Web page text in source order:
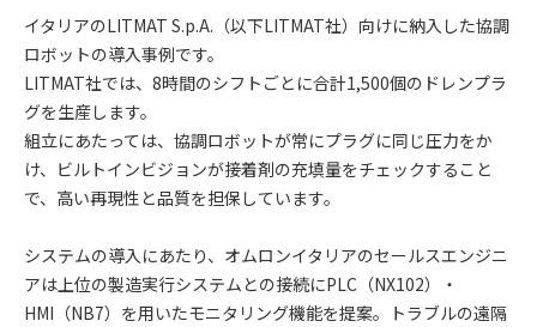
イタリアのLITMAT S.p.A.（以下LITMAT社）向けに納入した協調
ロボットの導入事例です。
LITMAT社では、8時間のシフトごとに合計1,500個のドレンプラ
グを生産します。
組立にあたっては、協調ロボットが常にプラグに同じ圧力をか
け、ビルトインビジョンが接着剤の充填量をチェックすること
で、高い再現性と品質を担保しています。
システムの導入にあたり、オムロンイタリアのセールスエンジニ
アは上位の製造実行システムとの接続にPLC（NX102）・
HMI（NB7）を用いたモニタリング機能を提案。トラブルの遠隔